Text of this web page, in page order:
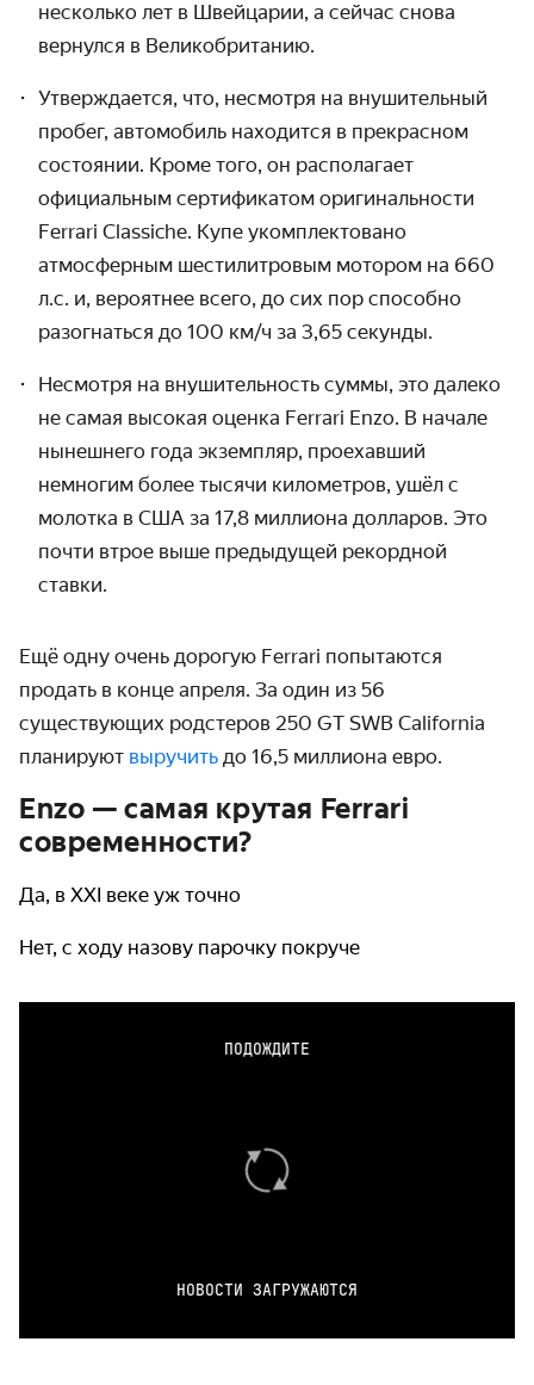
несколько лет в Швейцарии, а сейчас снова
вернулся в Великобританию.
Утверждается, что, несмотря на внушительный
пробег, автомобиль находится в прекрасном
состоянии. Кроме того, он располагает
официальным сертификатом оригинальности
Ferrari Classiche. Купе укомплектовано
атмосферным шестилитровым мотором на 660
л.с. и, вероятнее всего, до сих пор способно
разогнаться до 100 км/ч за 3,65 секунды.
Несмотря на внушительность суммы, это далеко
не самая высокая оценка Ferrari Enzo. В начале
нынешнего года экземпляр, проехавший
немногим более тысячи километров, ушёл с
молотка в США за 17,8 миллиона долларов. Это
почти втрое выше предыдущей рекордной
ставки.
Ещё одну очень дорогую Ferrari попытаются
продать в конце апреля. За один из 56
существующих родстеров 250 GT SWB California
планируют выручить до 16,5 миллиона евро.
Enzo — самая крутая Ferrari
современности?
Да, в XXI веке уж точно
Нет, с ходу назову парочку покруче
ПОДОЖДИТЕ
НОВОСТИ ЗАГРУЖАЮТСЯ